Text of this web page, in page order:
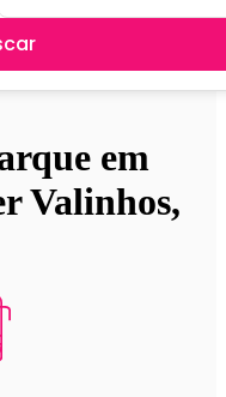
em
Valinhos,